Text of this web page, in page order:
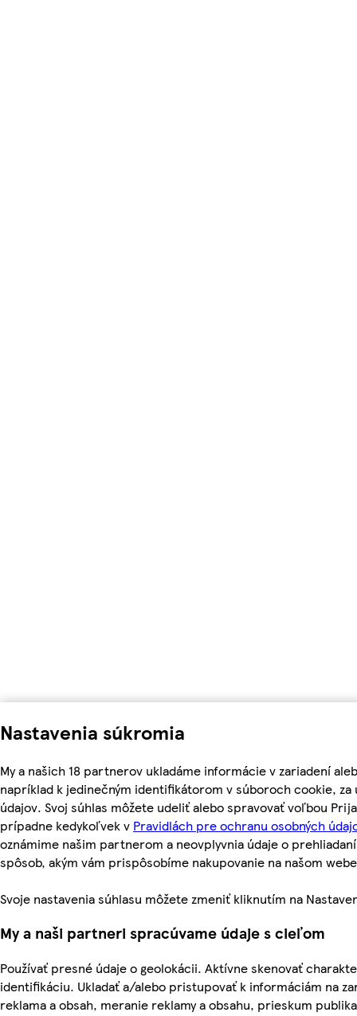
Nastavenia súkromia
My a našich 18 partnerov ukladáme informácie v zariadení
napríklad k jedinečným identifikátorom v súboroch cookie,
údajov. Svoj súhlas môžete udeliť alebo spravovať voľbou
prípadne kedykoľvek v Pravidlách pre ochranu osobných
oznámime našim partnerom a neovplyvnia údaje o
spôsob, akým vám prispôsobíme nakupovanie na našom
Svoje nastavenia súhlasu môžete zmeniť kliknutím na
My a naši partneri spracúvame údaje s cieľom
Používať presné údaje o geolokácii. Aktívne skenovať
identifikáciu. Ukladať a/alebo pristupovať k informáciám na
reklama a obsah, meranie reklamy a obsahu, prieskum